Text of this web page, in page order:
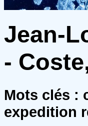
Jean-
-
Mots clés :
expedition